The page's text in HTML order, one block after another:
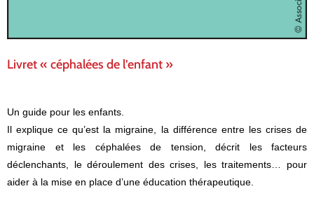
Livret « céphalées de l’enfant »
Un guide pour les enfants.
Il explique ce qu’est la migraine, la différence entre les crises de
migraine et les céphalées de tension, décrit les facteurs
déclenchants, le déroulement des crises, les traitements… pour
aider à la mise en place d’une éducation thérapeutique.